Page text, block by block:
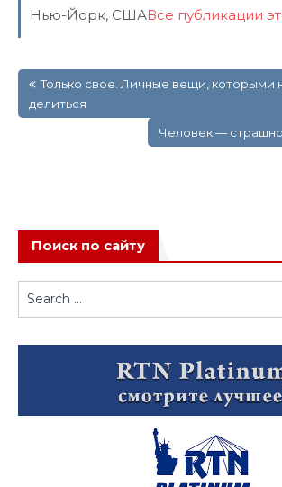
Нью-Йорк, СШАВсе публикации
по
записям
Только свое. Личные вещи, которыми
делиться
Человек —
Поиск по сайту
for: